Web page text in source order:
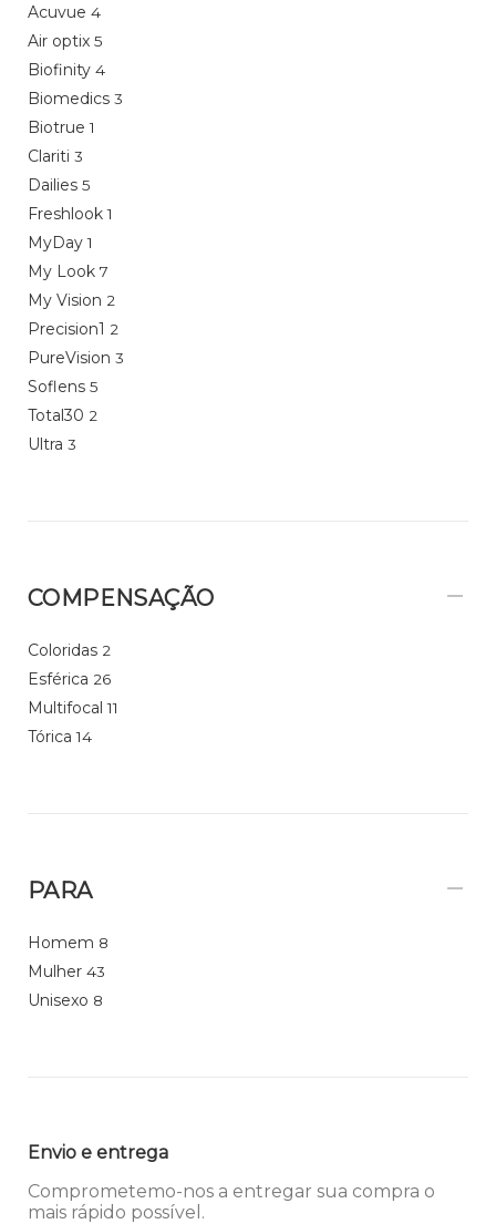
Acuvue 4
Air optix 5
Biofinity 4
Biomedics 3
Biotrue 1
Clariti 3
Dailies 5
Freshlook 1
MyDay 1
My Look 7
My Vision 2
Precision1 2
PureVision 3
Soflens 5
Total30 2
Ultra 3
COMPENSAÇÃO
Coloridas 2
Esférica 26
Multifocal 11
Tórica 14
PARA
Homem 8
Mulher 43
Unisexo 8
Envio e entrega
Comprometemo-nos a entregar sua compra o
mais rápido possível.